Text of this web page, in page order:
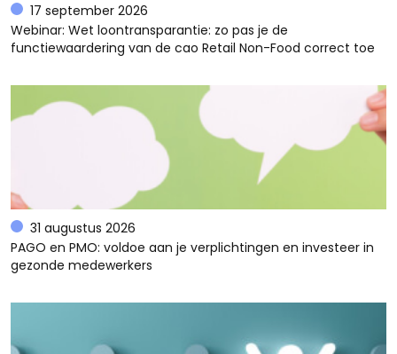
17 september 2026
Webinar: Wet loontransparantie: zo pas je de
functiewaardering van de cao Retail Non-Food correct toe
31 augustus 2026
PAGO en PMO: voldoe aan je verplichtingen en investeer in
gezonde medewerkers